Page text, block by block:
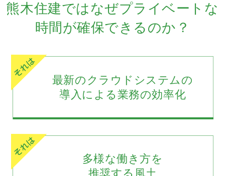
熊木住建ではなぜプライベートな
時間が確保できるのか？
最新のクラウドシステムの
導入による業務の効率化
多様な働き方を
推奨する風土